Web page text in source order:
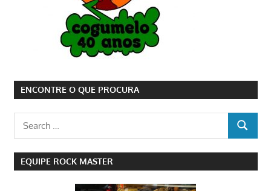
ENCONTRE O QUE PROCURA
SEARCH
EQUIPE ROCK MASTER